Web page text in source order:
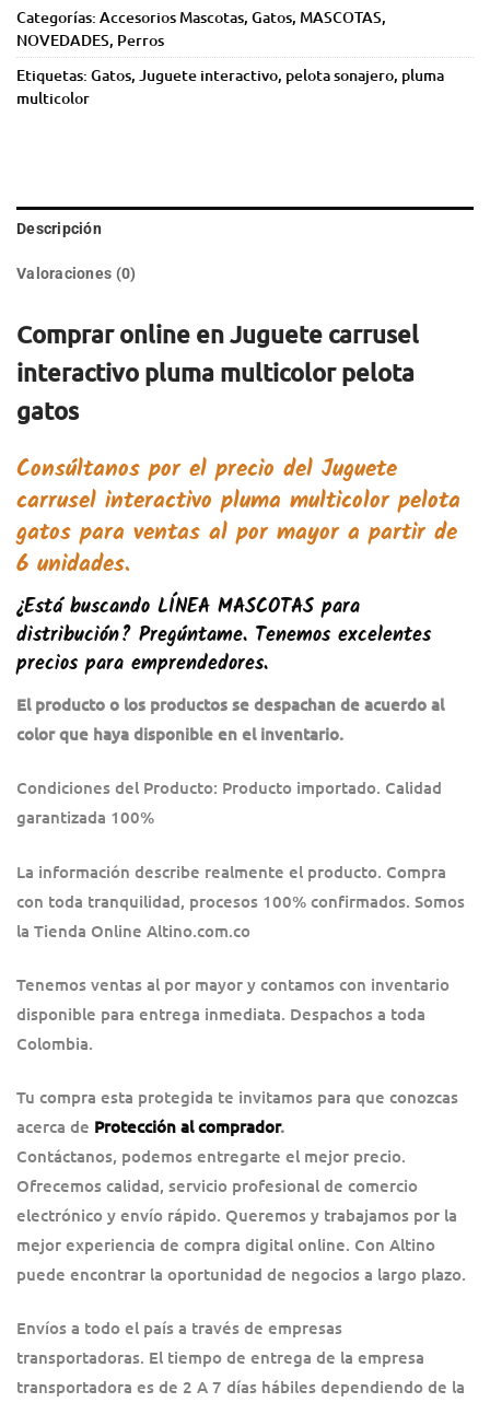
Categorías: Accesorios Mascotas, Gatos, MASCOTAS,
NOVEDADES, Perros
Etiquetas: Gatos, Juguete interactivo, pelota sonajero, pluma
multicolor
Descripción
Valoraciones (0)
Comprar online en Juguete carrusel
interactivo pluma multicolor pelota
gatos
Consúltanos por el precio del Juguete
carrusel interactivo pluma multicolor pelota
gatos para ventas al por mayor a partir de
6 unidades.
¿Está buscando LÍNEA MASCOTAS para
distribución? Pregúntame. Tenemos excelentes
precios para emprendedores.
El producto o los productos se despachan de acuerdo al
color que haya disponible en el inventario.
Condiciones del Producto: Producto importado. Calidad
garantizada 100%
La información describe realmente el producto. Compra
con toda tranquilidad, procesos 100% confirmados. Somos
la Tienda Online Altino.com.co
Tenemos ventas al por mayor y contamos con inventario
disponible para entrega inmediata. Despachos a toda
Colombia.
Tu compra esta protegida te invitamos para que conozcas
acerca de Protección al comprador.
Contáctanos, podemos entregarte el mejor precio.
Ofrecemos calidad, servicio profesional de comercio
electrónico y envío rápido. Queremos y trabajamos por la
mejor experiencia de compra digital online. Con Altino
puede encontrar la oportunidad de negocios a largo plazo.
Envíos a todo el país a través de empresas
transportadoras. El tiempo de entrega de la empresa
transportadora es de 2 A 7 días hábiles dependiendo de la